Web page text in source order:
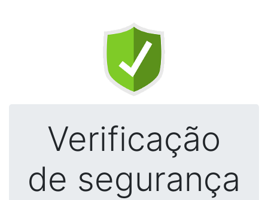
Verificação
de segurança